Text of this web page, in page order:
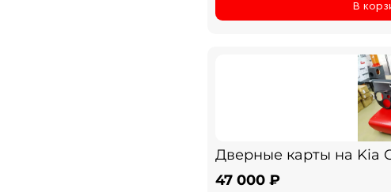
В
Дверные карты на Kia
47 000 ₽